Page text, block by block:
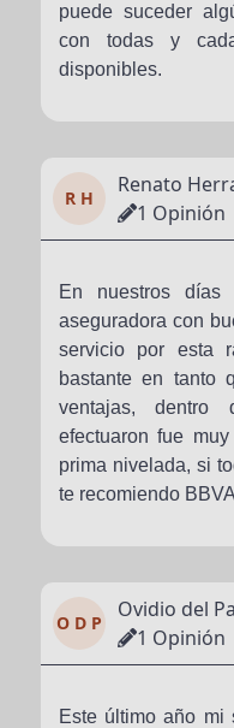
puede suceder
con todas y
disponibles.
R H
Renato
1 Opinión
En nuestros días
aseguradora con
servicio por esta
bastante en tanto
ventajas, dentro
efectuaron fue
prima nivelada, si
te recomiendo
O D P
Ovidio del
1 Opinión
Este último año mi